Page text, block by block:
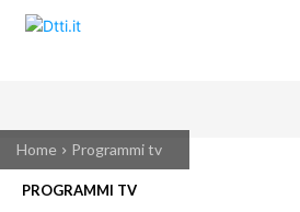
Home Programmi tv
PROGRAMMI TV